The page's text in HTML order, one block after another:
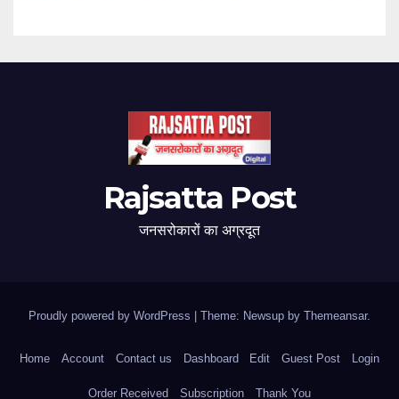
Rajsatta Post
जनसरोकारों का अग्रदूत
Proudly powered by WordPress | Theme: Newsup by Themeansar.
Home Account Contact us Dashboard Edit Guest Post Login
Order Received Subscription Thank You